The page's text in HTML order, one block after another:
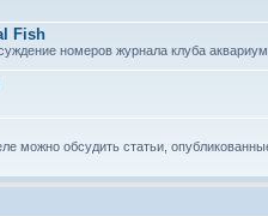
Fish
номеров журнала клуба
можно обсудить статьи,